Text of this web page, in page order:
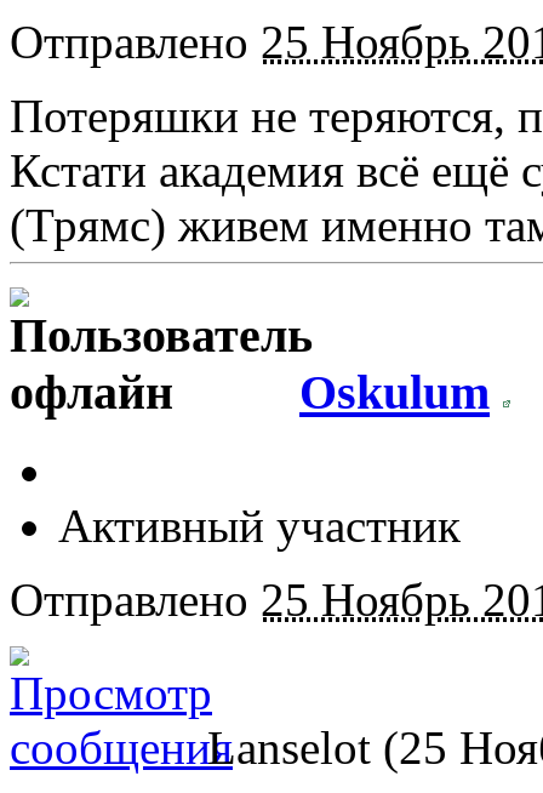
Отправлено 25 Ноябрь
Потеряшки не теряются,
Кстати академия всё
(Трямс) живем именно
Oskulum
Активный участник
Отправлено 25 Ноябрь
Lanselot (25